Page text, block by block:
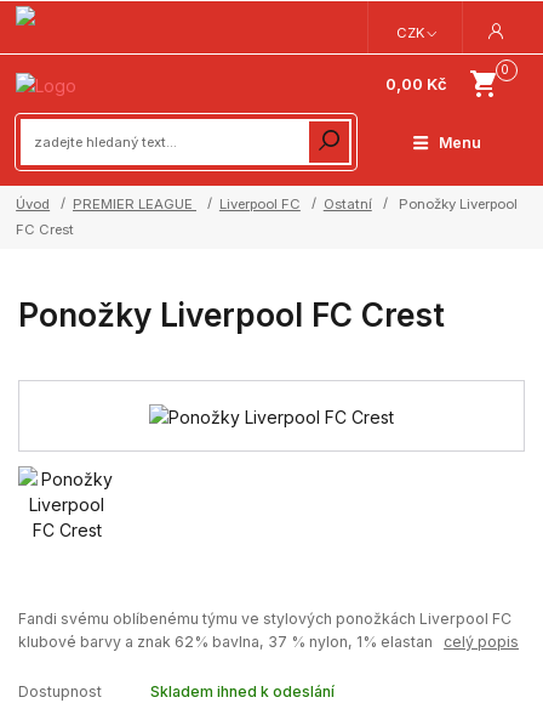
Menu
CZK
0
0,00 Kč
Úvod PREMIER LEAGUE Liverpool FC Ostatní
Ponožky Liverpool
FC Crest
Ponožky Liverpool FC Crest
Fandi svému oblíbenému týmu ve stylových ponožkách Liverpool FC
klubové barvy a znak 62% bavlna, 37 % nylon, 1% elastan celý popis
Dostupnost Skladem ihned k odeslání